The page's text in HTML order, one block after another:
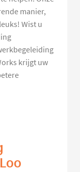
manier,
Wist u
krijgt uw